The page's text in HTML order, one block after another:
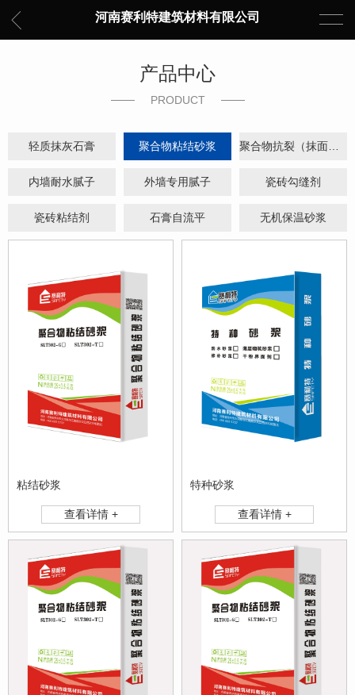
河南赛利特建筑材料有限公司
产品中心
PRODUCT
轻质抹灰石膏 聚合物粘结砂浆 聚合物抗裂（抹面）砂浆
内墙耐水腻子 外墙专用腻子 瓷砖勾缝剂
瓷砖粘结剂 石膏自流平 无机保温砂浆
粘结砂浆
查看详情 +
特种砂浆
查看详情 +